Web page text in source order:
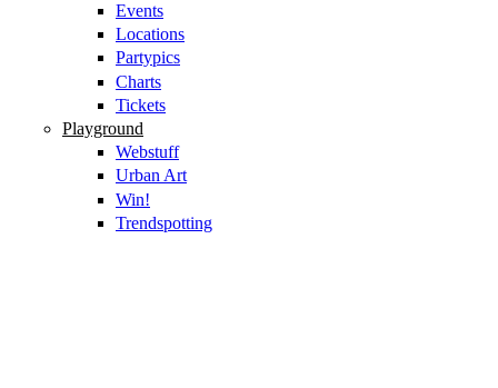
Events
Locations
Partypics
Charts
Tickets
Playground
Webstuff
Urban Art
Win!
Trendspotting